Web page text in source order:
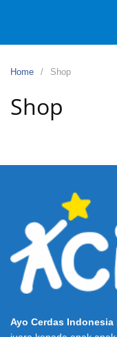
Home Shop
Shop
Ayo Cerdas Indonesia